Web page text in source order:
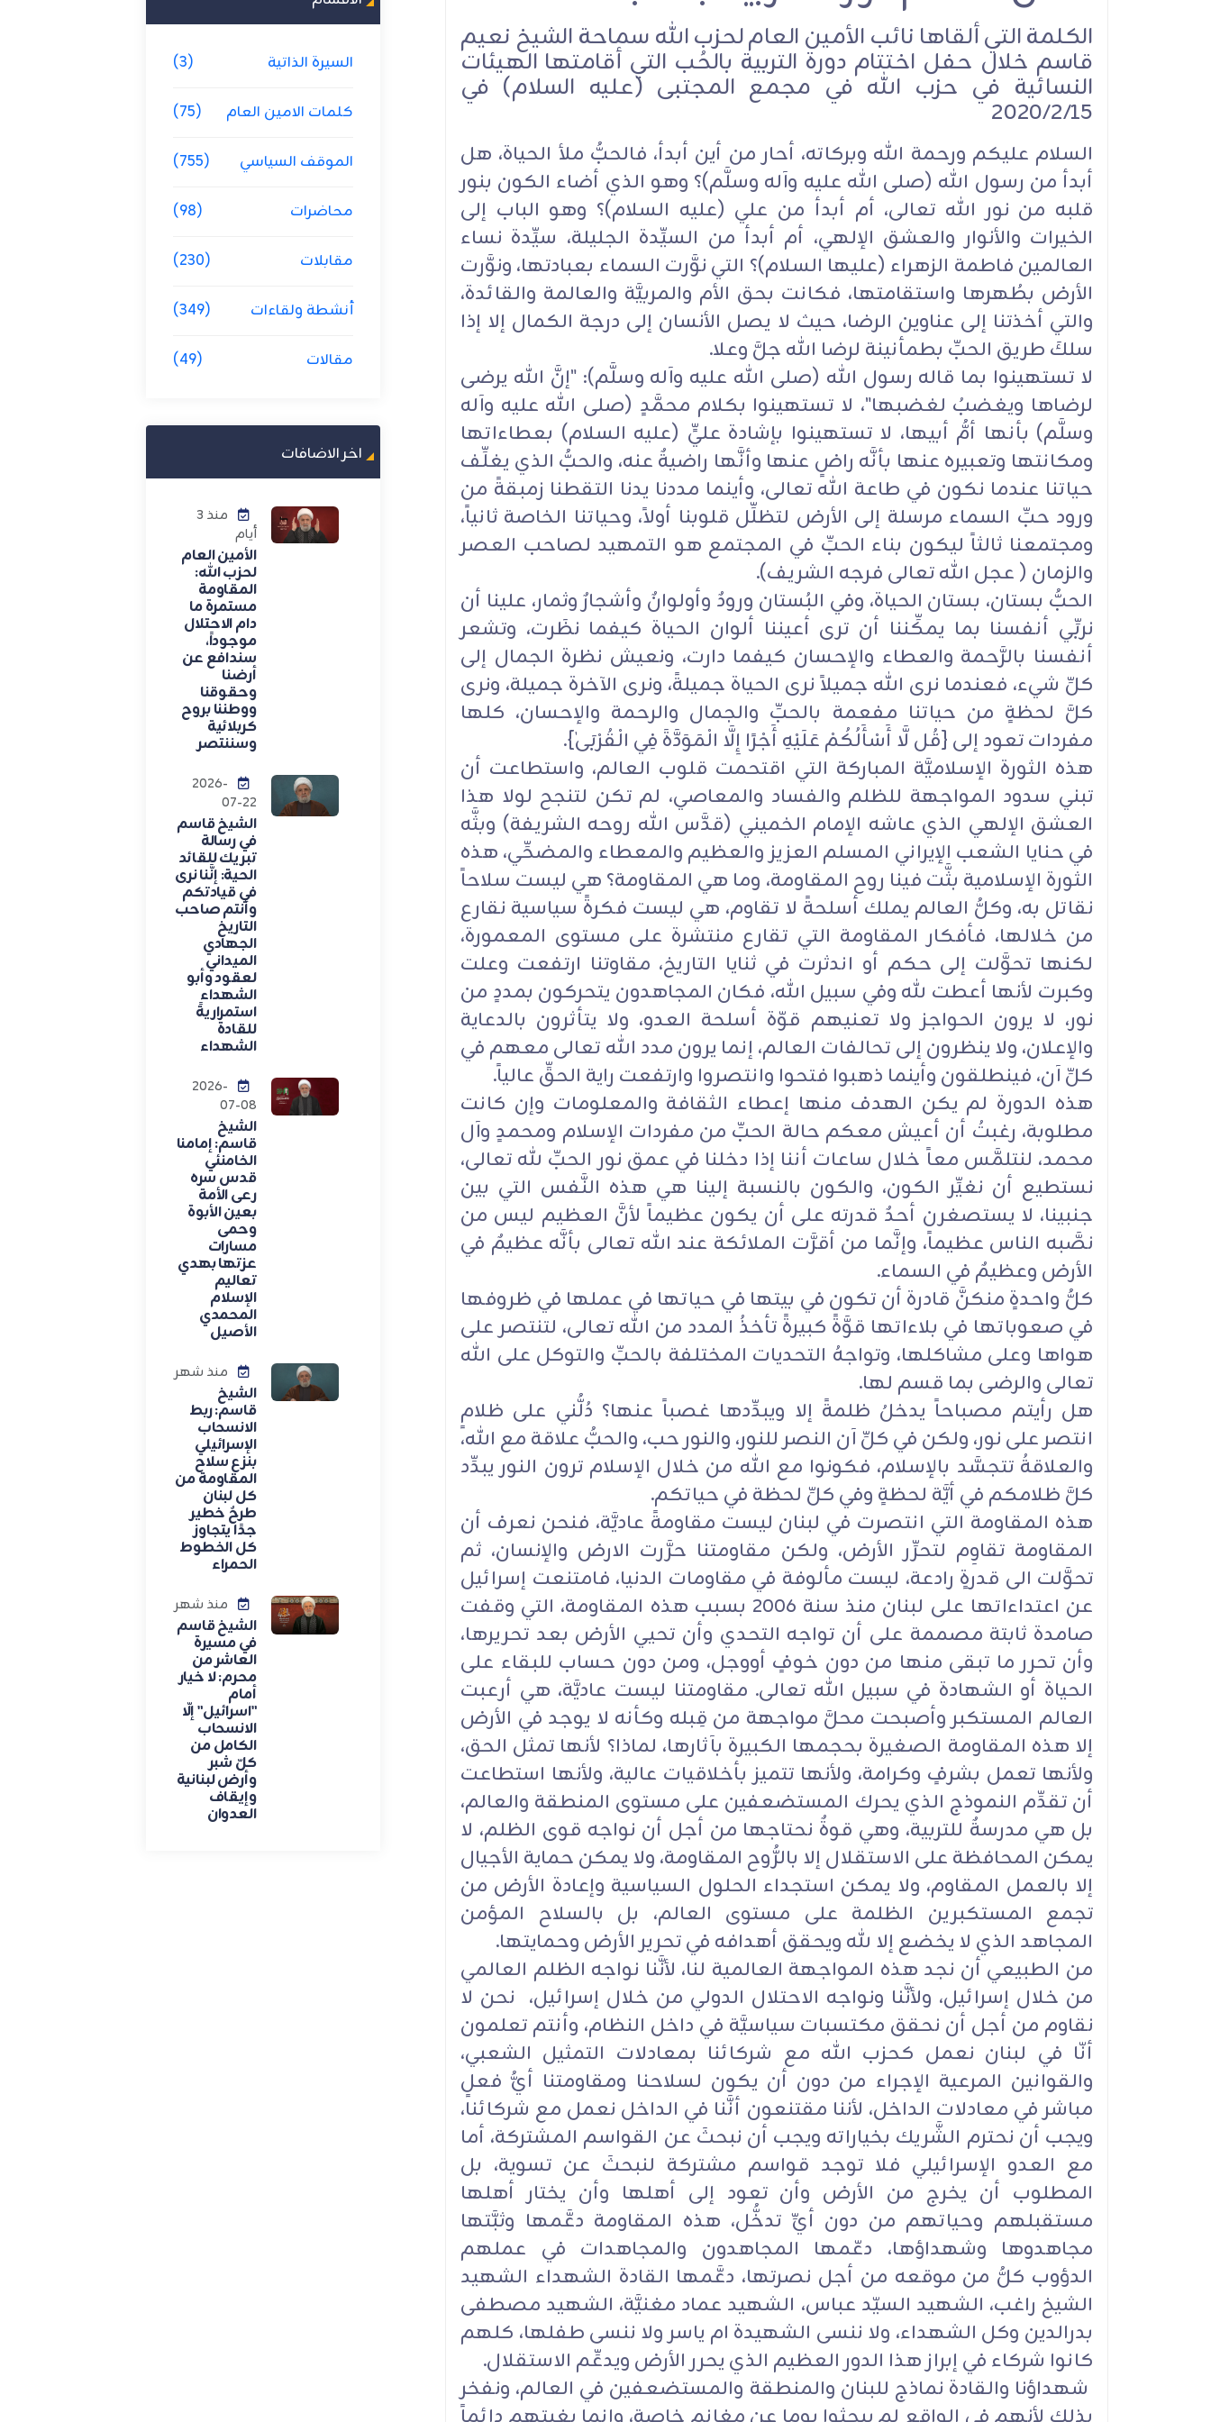
الكلمة التي ألقاها نائب الأمين العام لحزب الله سماحة الشيخ نعيم
قاسم خلال حفل اختتام دورة التربية بالحُب التي أقامتها الهيئات
النسائية في حزب الله في مجمع المجتبى (عليه السلام) في
2020/2/15
السلام عليكم ورحمة الله وبركاته، أحار من أين أبدأ، فالحبُّ ملأ الحياة، هل
أبدأ من رسول الله (صلى الله عليه وآله وسلَّم)؟ وهو الذي أضاء الكون بنور
قلبه من نور الله تعالى، أم أبدأ من علي (عليه السلام)؟ وهو الباب إلى
الخيرات والأنوار والعشق الإلهي، أم أبدأ من السيِّدة الجليلة، سيِّدة نساء
العالمين فاطمة الزهراء (عليها السلام)؟ التي نوَّرت السماء بعبادتها، ونوَّرت
الأرض بطُهرها واستقامتها، فكانت بحق الأم والمربيَّة والعالمة والقائدة،
والتي أخذتنا إلى عناوين الرضا، حيث لا يصل الأنسان إلى درجة الكمال إلا إذا
سلكَ طريق الحبِّ بطمأنينة لرضا الله جلَّ وعلا.
لا تستهينوا بما قاله رسول الله (صلى الله عليه وآله وسلَّم): "إنَّ الله يرضى
لرضاها ويغضبُ لغضبها"، لا تستهينوا بكلام محمَّدٍ (صلى الله عليه وآله
وسلَّم) بأنها أمُّ أبيها، لا تستهينوا بإشادة عليٍّ (عليه السلام) بعطاءاتها
ومكانتها وتعبيره عنها بأنَّه راضٍ عنها وأنَّها راضيةٌ عنه، والحبُّ الذي يغلِّف
حياتنا عندما نكون في طاعة الله تعالى، وأينما مددنا يدنا التقطنا زمبقةً من
ورود حبِّ السماء مرسلة إلى الأرض لتظلِّل قلوبنا أولاً، وحياتنا الخاصة ثانياً،
ومجتمعنا ثالثاً ليكون بناء الحبِّ في المجتمع هو التمهيد لصاحب العصر
والزمان ( عجل الله تعالى فرجه الشريف).
الحبُّ بستان، بستان الحياة، وفي البُستان ورودٌ وأولوانٌ وأشجارٌ وثمار، علينا أن
نربِّي أنفسنا بما يمكِّننا أن ترى أعيننا ألوان الحياة كيفما نظَرت، وتشعر
أنفسنا بالرَّحمة والعطاء والإحسان كيفما دارت، ونعيش نظرة الجمال إلى
كلِّ شيء، فعندما نرى الله جميلاً نرى الحياة جميلةً، ونرى الآخرة جميلة، ونرى
كلَّ لحظةٍ من حياتنا مفعمة بالحبِّ والجمال والرحمة والإحسان، كلها
مفردات تعود إلى {قُل لَّا أَسْأَلُكُمْ عَلَيْهِ أَجْرًا إِلَّا الْمَوَدَّةَ فِي الْقُرْبَىٰ}.
هذه الثورة الإسلاميَّة المباركة التي اقتحمت قلوب العالم، واستطاعت أن
تبني سدود المواجهة للظلم والفساد والمعاصي، لم تكن لتنجح لولا هذا
العشق الإلهي الذي عاشه الإمام الخميني (قدَّس الله روحه الشريفة) وبثَّه
في حنايا الشعب الإيراني المسلم العزيز والعظيم والمعطاء والمضحِّي، هذه
الثورة الإسلامية بثَّت فينا روح المقاومة، وما هي المقاومة؟ هي ليست سلاحاً
نقاتل به، وكلُّ العالم يملك أسلحةً لا تقاوم، هي ليست فكرةً سياسية نقارع
من خلالها، فأفكار المقاومة التي تقارع منتشرة على مستوى المعمورة،
لكنها تحوَّلت إلى حكم أو اندثرت في ثنايا التاريخ، مقاوتنا ارتفعت وعلت
وكبرت لأنها أعطت لله وفي سبيل الله، فكان المجاهدون يتحركون بمددٍ من
نور، لا يرون الحواجز ولا تعنيهم قوّة أسلحة العدو، ولا يتأثرون بالدعاية
والإعلان، ولا ينظرون إلى تحالفات العالم، إنما يرون مدد الله تعالى معهم في
كلِّ آن، فينطلقون وأينما ذهبوا فتحوا وانتصروا وارتفعت راية الحقِّ عالياً.
هذه الدورة لم يكن الهدف منها إعطاء الثقافة والمعلومات وإن كانت
مطلوبة، رغبتُ أن أعيش معكم حالة الحبِّ من مفردات الإسلام ومحمدٍ وآل
محمد، لنتلمَّس معاً خلال ساعات أننا إذا دخلنا في عمق نور الحبِّ لله تعالى،
نستطيع أن نغيِّر الكون، والكون بالنسبة إلينا هي هذه النَّفس التي بين
جنبينا، لا يستصغرن أحدٌ قدرته على أن يكون عظيماً لأنَّ العظيم ليس من
نصَّبه الناس عظيماً، وإنَّما من أقرَّت الملائكة عند الله تعالى بأنَّه عظيمٌ في
الأرض وعظيمٌ في السماء.
كلُّ واحدةٍ منكنَّ قادرة أن تكون في بيتها في حياتها في عملها في ظروفها
في صعوباتها في بلاءاتها قوَّةً كبيرةً تأخذُ المدد من الله تعالى، لتنتصر على
هواها وعلى مشاكلها، وتواجهُ التحديات المختلفة بالحبِّ والتوكل على الله
تعالى والرضى بما قسم لها.
هل رأيتم مصباحاً يدخلُ ظلمةً إلا ويبدِّدها غصباً عنها؟ دُلُّني على ظلامٍ
انتصر على نور، ولكن في كلِّ آن النصر للنور، والنور حب، والحبُّ علاقة مع الله،
والعلاقةُ تتجسَّد بالإسلام، فكونوا مع الله من خلال الإسلام ترون النور يبدِّد
كلَّ ظلامكم في أيَّة لحظةٍ وفي كلِّ لحظة في حياتكم.
هذه المقاومة التي انتصرت في لبنان ليست مقاومةً عاديَّة، فنحن نعرف أن
المقاومة تقاوِم لتحرِّر الأرض، ولكن مقاومتنا حرَّرت الارض والإنسان، ثم
تحوَّلت الى قدرةٍ رادعة، ليست مألوفة في مقاومات الدنيا، فامتنعت إسرائيل
عن اعتداءاتها على لبنان منذ سنة ٢٠٠٦ بسبب هذه المقاومة، التي وقفت
صامدة ثابتة مصممة على أن تواجه التحدي وأن تحيي الأرض بعد تحريرها،
وأن تحرر ما تبقى منها من دون خوفٍ أووجل، ومن دون حساب للبقاء على
الحياة أو الشهادة في سبيل الله تعالى. مقاومتنا ليست عاديَّة، هي أرعبت
العالم المستكبر وأصبحت محلَّ مواجهة من قِبله وكأنه لا يوجد في الأرض
إلا هذه المقاومة الصغيرة بحجمها الكبيرة بآثارها، لماذا؟ لأنها تمثل الحق،
ولأنها تعمل بشرفٍ وكرامة، ولأنها تتميز بأخلاقيات عالية، ولأنها استطاعت
أن تقدِّم النموذج الذي يحرك المستضعفين على مستوى المنطقة والعالم،
بل هي مدرسةٌ للتربية، وهي قوةٌ نحتاجها من أجل أن نواجه قوى الظلم، لا
يمكن المحافظة على الاستقلال إلا بالرُّوح المقاومة، ولا يمكن حماية الأجيال
إلا بالعمل المقاوم، ولا يمكن استجداء الحلول السياسية وإعادة الأرض من
تجمع المستكبرين الظلمة على مستوى العالم، بل بالسلاح المؤمن
المجاهد الذي لا يخضع إلا لله ويحقق أهدافه في تحرير الأرض وحمايتها.
من الطبيعي أن نجد هذه المواجهة العالمية لنا، لأنَّنا نواجه الظلم العالمي
من خلال إسرائيل، ولأنَّنا ونواجه الاحتلال الدولي من خلال إسرائيل، نحن لا
نقاوم من أجل أن نحقق مكتسبات سياسيَّة في داخل النظام، وأنتم تعلمون
أنّا في لبنان نعمل كحزب الله مع شركائنا بمعادلات التمثيل الشعبي،
والقوانين المرعية الإجراء من دون أن يكون لسلاحنا ومقاومتنا أيُّ فعلٍ
مباشر في معادلات الداخل، لأننا مقتنعون أنَّنا في الداخل نعمل مع شركائنا،
ويجب أن نحترم الشَّريك بخياراته ويجب أن نبحثَ عن القواسم المشتركة، أما
مع العدو الإسرائيلي فلا توجد قواسم مشتركة لنبحثَ عن تسوية، بل
المطلوب أن يخرج من الأرض وأن تعود إلى أهلها وأن يختار أهلها
مستقبلهم وحياتهم من دون أيِّ تدخُّل، هذه المقاومة دعَّمها وثبَّتها
مجاهدوها وشهداؤها، دعّمها المجاهدون والمجاهدات في عملهم
الدؤوب كلُّ من موقعه من أجل نصرتها، دعَّمها القادة الشهداء الشهيد
الشيخ راغب، الشهيد السيّد عباس، الشهيد عماد مغنيَّة، الشهيد مصطفى
بدرالدين وكل الشهداء، ولا ننسى الشهيدة ام ياسر ولا ننسى طفلها، كلهم
كانوا شركاء في إبراز هذا الدور العظيم الذي يحرر الأرض ويدعِّم الاستقلال.
شهداؤنا والقادة نماذج للبنان والمنطقة والمستضعفين في العالم، ونفخر
السيرة الذاتية (3)
كلمات الامين العام (75)
الموقف السياسي (755)
محاضرات (98)
مقابلات (230)
أنشطة ولقاءات (349)
مقالات (49)
اخر الاضافات
منذ 3
أيام
الأمين العام
لحزب الله:
المقاومة
مستمرة ما
دام الاحتلال
موجوداً،
سندافع عن
أرضنا
وحقوقنا
ووطننا بروح
كربلائية
وسننتصر
2026-
07-22
الشيخ قاسم
في رسالة
تبريك للقائد
الحية: إنَّنا نرى
في قيادتكم
وأنتم صاحب
التاريخ
الجهادي
الميداني
لعقود وأبو
الشهداء
استمراريةً
للقادة
الشهداء
2026-
07-08
الشيخ
قاسم: إمامنا
الخامنئي
قدس سره
رعى الأمة
بعين الأبوة
وحمى
مسارات
عزتها بهدي
تعاليم
الإسلام
المحمدي
الأصيل
منذ شهر
الشيخ
قاسم: ربط
الانسحاب
الإسرائيلي
بنزع سلاح
المقاومة من
كل لبنان
طرحٌ خطير
جدًا يتجاوز
كل الخطوط
الحمراء
منذ شهر
الشيخ قاسم
في مسيرة
العاشر من
محرم: لا خيار
أمام
"اسرائيل" إلّا
الانسحاب
الكامل من
كلّ شبر
وأرض لبنانية
وإيقاف
العدوان